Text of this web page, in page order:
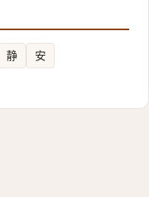
静 安